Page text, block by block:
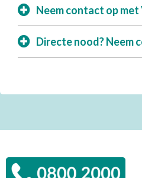
Neem contact op met
Directe nood? Neem